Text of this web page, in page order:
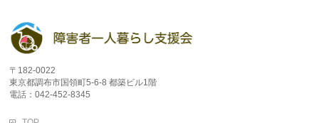
〒182-0022
東京都調布市国領町5-6-8 都築ビル1階
電話：042-452-8345